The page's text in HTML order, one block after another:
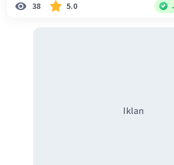
38 5.0
Iklan